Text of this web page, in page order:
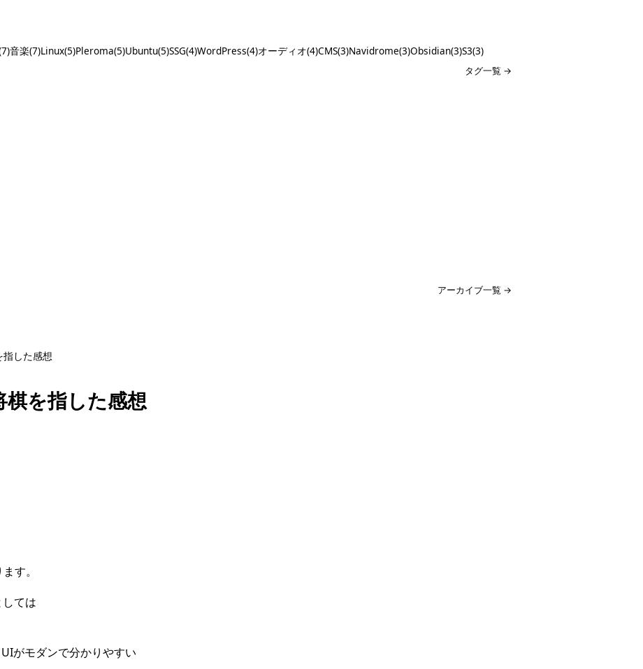
音楽(7)Linux(5)Pleroma(5)Ubuntu(5)SSG(4)WordPress(4)オーディオ(4)CMS(3)Navidrome(3)Obsidian(3)S3(3)
タグ一覧 →
アーカイブ一覧 →
した感想
を指した感想
す。
ては
がモダンで分かりやすい